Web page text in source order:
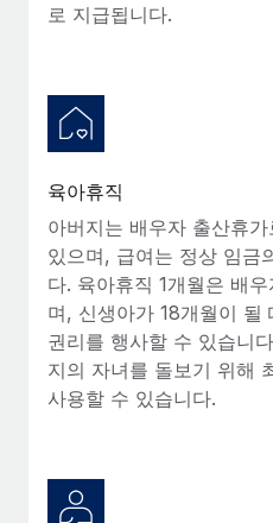
로 지급됩니다.
육아휴직
아버지는 배우자 출산휴
있으며, 급여는 정상 임금
다. 육아휴직 1개월은 배
며, 신생아가 18개월이 될
권리를 행사할 수 있습니
지의 자녀를 돌보기 위해
사용할 수 있습니다.